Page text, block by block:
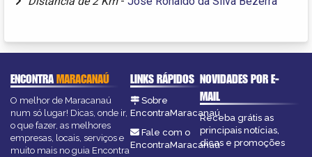
ENCONTRAMARACANAÚ
O melhor de Maracanaú
num só lugar! Dicas, onde ir,
o que fazer, as melhores
empresas, locais, serviços e
muito mais no guia Encontra
LINKS RÁPIDOS
Sobre
EncontraMaracanaú
Fale com o
EncontraMaracanaú
NOVIDADES POR E-
MAIL
Receba grátis as
principais notícias,
dicas e promoções